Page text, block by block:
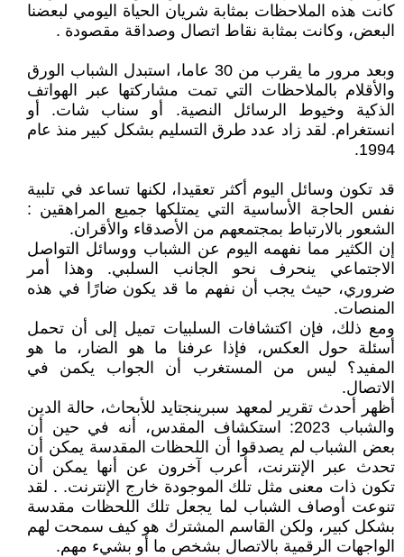
كانت هذه الملاحظات بمثابة شريان الحياة اليومي لبعضنا
البعض، وكانت بمثابة نقاط اتصال وصداقة مقصودة .
وبعد مرور ما يقرب من 30 عاما، استبدل الشباب الورق
والأقلام بالملاحظات التي تمت مشاركتها عبر الهواتف
الذكية وخيوط الرسائل النصية. أو سناب شات. أو
انستغرام. لقد زاد عدد طرق التسليم بشكل كبير منذ عام
1994.
قد تكون وسائل اليوم أكثر تعقيدا، لكنها تساعد في تلبية
نفس الحاجة الأساسية التي يمتلكها جميع المراهقين :
الشعور بالارتباط بمجتمعهم من الأصدقاء والأقران.
إن الكثير مما نفهمه اليوم عن الشباب ووسائل التواصل
الاجتماعي ينحرف نحو الجانب السلبي. وهذا أمر
ضروري، حيث يجب أن نفهم ما قد يكون ضارًا في هذه
المنصات.
ومع ذلك، فإن اكتشافات السلبيات تميل إلى أن تحمل
أسئلة حول العكس، فإذا عرفنا ما هو الضار، ما هو
المفيد؟ ليس من المستغرب أن الجواب يكمن في
الاتصال.
أظهر أحدث تقرير لمعهد سبرينجتايد للأبحاث، حالة الدين
والشباب 2023: استكشاف المقدس، أنه في حين أن
بعض الشباب لم يصدقوا أن اللحظات المقدسة يمكن أن
تحدث عبر الإنترنت، أعرب آخرون عن أنها يمكن أن
تكون ذات معنى مثل تلك الموجودة خارج الإنترنت. . لقد
تنوعت أوصاف الشباب لما يجعل تلك اللحظات مقدسة
بشكل كبير، ولكن القاسم المشترك هو كيف سمحت لهم
الواجهات الرقمية بالاتصال بشخص ما أو بشيء مهم.